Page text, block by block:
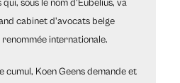
sous le nom d’Eubelius, va
cabinet d'avocats belge
internationale.
cumul, Koen Geens demande et